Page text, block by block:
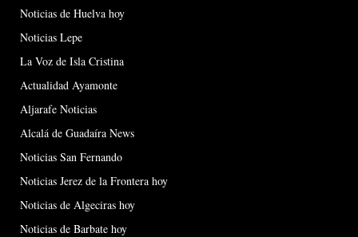
Noticias de Huelva hoy
Noticias Lepe
La Voz de Isla Cristina
Actualidad Ayamonte
Aljarafe Noticias
Alcalá de Guadaíra News
Noticias San Fernando
Noticias Jerez de la Frontera hoy
Noticias de Algeciras hoy
Noticias de Barbate hoy